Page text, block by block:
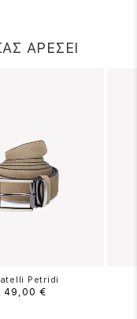
ΑΡΕΣΕΙ
Petridi
49,00 €